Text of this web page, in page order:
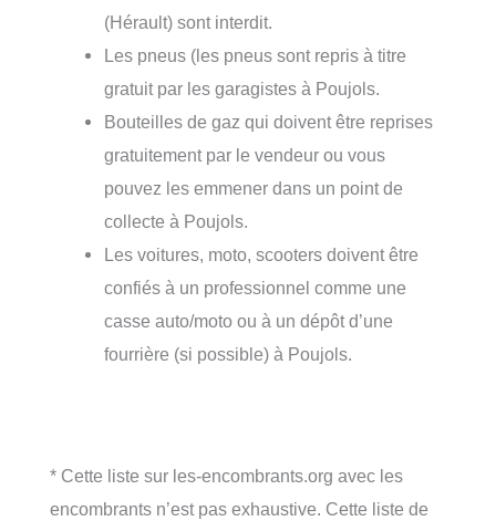
(Hérault) sont interdit.
Les pneus (les pneus sont repris à titre
gratuit par les garagistes à Poujols.
Bouteilles de gaz qui doivent être reprises
gratuitement par le vendeur ou vous
pouvez les emmener dans un point de
collecte à Poujols.
Les voitures, moto, scooters doivent être
confiés à un professionnel comme une
casse auto/moto ou à un dépôt d’une
fourrière (si possible) à Poujols.
* Cette liste sur les-encombrants.org avec les
encombrants n’est pas exhaustive. Cette liste de